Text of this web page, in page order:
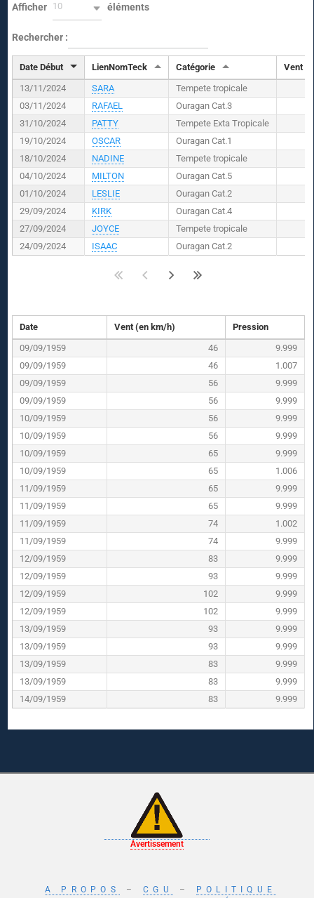
Afficher 10 éléments
Rechercher :
Date Début LienNomTeck Catégorie Vent (
13/11/2024
SARA
Tempete tropicale
03/11/2024
RAFAEL
Ouragan Cat.3
31/10/2024
PATTY
Tempete Exta Tropicale
19/10/2024
OSCAR
Ouragan Cat.1
18/10/2024
NADINE
Tempete tropicale
04/10/2024
MILTON
Ouragan Cat.5
01/10/2024
LESLIE
Ouragan Cat.2
29/09/2024
KIRK
Ouragan Cat.4
27/09/2024
JOYCE
Tempete tropicale
24/09/2024
ISAAC Ouragan Cat.2
Date Vent (en km/h)
Pression
09/09/1959
46
9.999
09/09/1959
46
1.007
09/09/1959
56
9.999
09/09/1959
56
9.999
10/09/1959
56
9.999
10/09/1959
56
9.999
10/09/1959
65
9.999
10/09/1959
65
1.006
11/09/1959
65
9.999
11/09/1959
65
9.999
11/09/1959
74
1.002
11/09/1959
74
9.999
12/09/1959
83
9.999
12/09/1959
93
9.999
12/09/1959
102
9.999
12/09/1959
102
9.999
13/09/1959
93
9.999
13/09/1959
93
9.999
13/09/1959
83
9.999
13/09/1959
83
9.999
14/09/1959
83 9.999
Avertissement
A PROPOS – CGU –
POLITIQUE